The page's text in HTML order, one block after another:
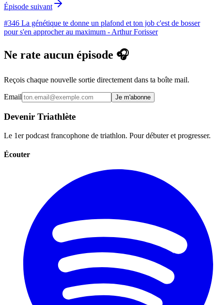
Épisode suivant
#346 La génétique te donne un plafond et ton job c'est de bosser
pour s'en approcher au maximum - Arthur Forisser
Ne rate aucun épisode 🎧
Reçois chaque nouvelle sortie directement dans ta boîte mail.
Email Je m'abonne
Devenir Triathlète
Le 1er podcast francophone de triathlon. Pour débuter et progresser.
Écouter